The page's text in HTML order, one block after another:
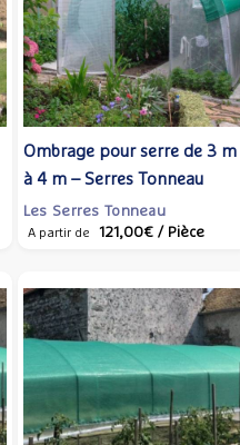
Ombrage pour serre de 3 m
à 4 m – Serres Tonneau
Les Serres Tonneau
A partir de 121,00€ / Pièce